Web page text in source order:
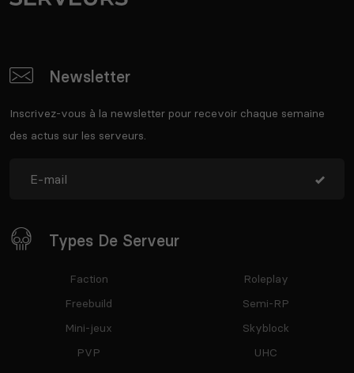
Newsletter
Inscrivez-vous à la newsletter pour recevoir chaque semaine
des actus sur les serveurs.
Types De Serveur
Faction
Freebuild
Mini-jeux
PVP
Roleplay
Semi-RP
Skyblock
UHC